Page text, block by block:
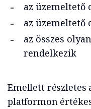
az üzemeltető
az üzemeltető
az összes
rendelkezik
Emellett részletes
platformon